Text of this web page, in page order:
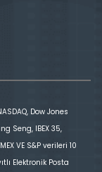
Dow Jones
Seng, IBEX 35,
VE S&P verileri 10
Elektronik Posta